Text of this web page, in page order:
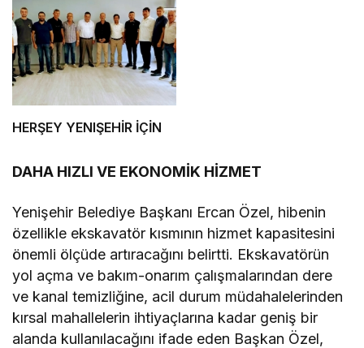
HERŞEY YENIŞEHİR İÇİN
DAHA HIZLI VE EKONOMİK HİZMET
Yenişehir Belediye Başkanı Ercan Özel, hibenin
özellikle ekskavatör kısmının hizmet kapasitesini
önemli ölçüde artıracağını belirtti. Ekskavatörün
yol açma ve bakım-onarım çalışmalarından dere
ve kanal temizliğine, acil durum müdahalelerinden
kırsal mahallelerin ihtiyaçlarına kadar geniş bir
alanda kullanılacağını ifade eden Başkan Özel,